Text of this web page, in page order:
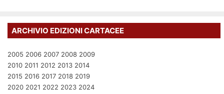
ARCHIVIO EDIZIONI CARTACEE
2005 2006 2007 2008 2009
2010 2011 2012 2013 2014
2015 2016 2017 2018 2019
2020 2021 2022 2023 2024